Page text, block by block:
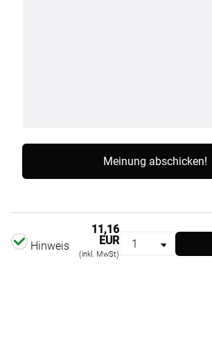
Hinweis
11,16
EUR
(inkl. MwSt)